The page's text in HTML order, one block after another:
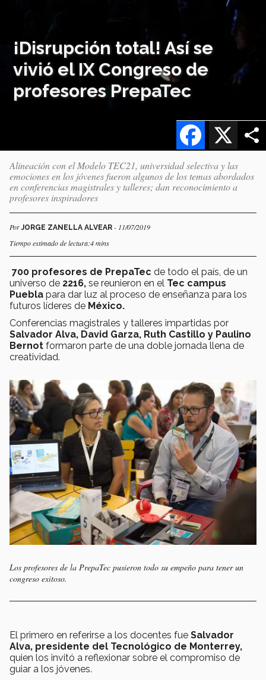
¡Disrupción total! Así se
vivió el IX Congreso de
profesores PrepaTec
X
Facebook
Alineación con el Modelo TEC21, universidad selectiva y las
emociones en los jóvenes fueron algunos de los temas abordados
en conferencias magistrales y talleres; dan reconocimiento a
profesores inspiradores
PorJORGE ZANELLA ALVEAR - 11/07/2019
Tiempo estimado de lectura:4 mins
700 profesores de PrepaTec de todo el país, de un
universo de 2216, se reunieron en el Tec campus
Puebla para dar luz al proceso de enseñanza para los
futuros líderes de México.
Conferencias magistrales y talleres impartidas por
Salvador Alva, David Garza, Ruth Castillo y Paulino
Bernot formaron parte de una doble jornada llena de
creatividad.
Los profesores de la PrepaTec pusieron todo su empeño para tener un
congreso exitoso.
El primero en referirse a los docentes fue Salvador
Alva, presidente del Tecnológico de Monterrey,
quien los invitó a reflexionar sobre el compromiso de
guiar a los jóvenes.